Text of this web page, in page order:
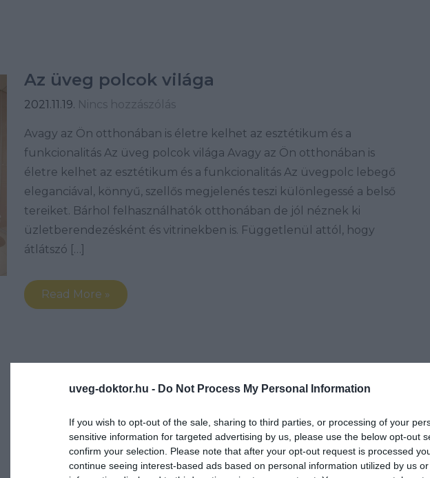
uveg-doktor.hu - Do Not Process My Personal Information
If you wish to opt-out of the sale, sharing to third parties, or processing of your
sensitive information for targeted advertising by us, please use the below opt-out
confirm your selection. Please note that after your opt-out request is processed
continue seeing interest-based ads based on personal information utilized by us
Az üveg polcok világa
2021.11.19. Nincs hozzászólás
Avagy az Ön otthonában is életre kelhet az esztétikum és a
funkcionalitás Az üveg polcok világa Avagy az Ön otthonában is
életre kelhet az esztétikum és a funkcionalitás Az üvegpolc lebegő
eleganciával, könnyű, szellős megjelenés teszi különlegessé a belső
tereiket. Bárhol felhasználhatók otthonában de jól néznek ki
üzletberendezésként és vitrinekben is. Függetlenül attól, hogy
átlátszó […]
Read More »